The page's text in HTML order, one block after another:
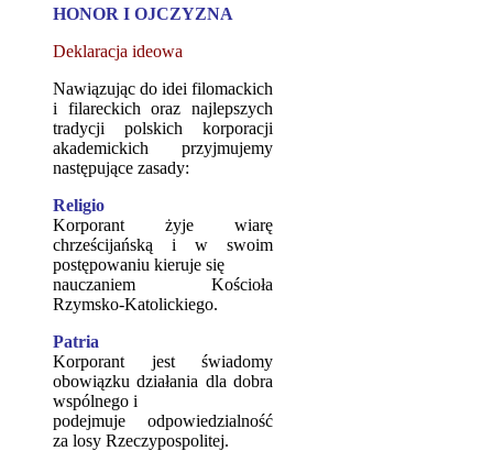
HONOR I OJCZYZNA
Deklaracja ideowa
Nawiązując do idei filomackich
i filareckich oraz najlepszych
tradycji polskich korporacji
akademickich przyjmujemy
następujące zasady:
Religio
Korporant żyje wiarę
chrześcijańską i w swoim
postępowaniu kieruje się
nauczaniem Kościoła
Rzymsko-Katolickiego.
Patria
Korporant jest świadomy
obowiązku działania dla dobra
wspólnego i
podejmuje odpowiedzialność
za losy Rzeczypospolitej.